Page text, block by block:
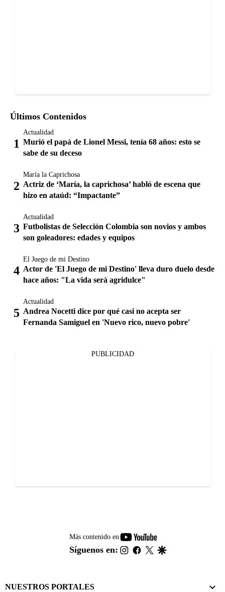
Últimos Contenidos
Actualidad
Murió el papá de Lionel Messi, tenía 68 años: esto se
sabe de su deceso
María la Caprichosa
Actriz de ‘María, la caprichosa’ habló de escena que
hizo en ataúd: “Impactante”
Actualidad
Futbolistas de Selección Colombia son novios y ambos
son goleadores: edades y equipos
El Juego de mi Destino
Actor de 'El Juego de mi Destino' lleva duro duelo desde
hace años: "La vida será agridulce"
Actualidad
Andrea Nocetti dice por qué casi no acepta ser
Fernanda Samiguel en 'Nuevo rico, nuevo pobre'
PUBLICIDAD
Más contenido en
youtube-
footer
Síguenos en: instagram
facebook
twitter
NUESTROS PORTALES